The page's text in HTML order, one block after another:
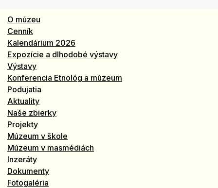
O múzeu
Cenník
Kalendárium 2026
Expozície a dlhodobé výstavy
Výstavy
Konferencia Etnológ a múzeum
Podujatia
Aktuality
Naše zbierky
Projekty
Múzeum v škole
Múzeum v masmédiách
Inzeráty
Dokumenty
Fotogaléria